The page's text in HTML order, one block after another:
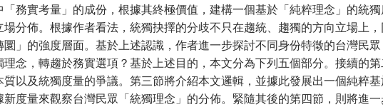
「務實考量」的成份，根據其終極價值，建構一個基於「純粹理念」的統
場分佈。根據作者看法，統獨抉擇的分歧不只在趨統、趨獨的方向立場上
圜」的強度層面。基於上述認識，作者進一步探討不同身份特徵的台灣民
理念，轉趨於務實選項？基於上述目的，本文分為下列五個部分。接續的
質以及統獨度量的爭議。第三節將介紹本文邏輯，並據此發展出一個純粹
新度量來觀察台灣民眾「統獨理念」的分佈。緊隨其後的第四節，則將進